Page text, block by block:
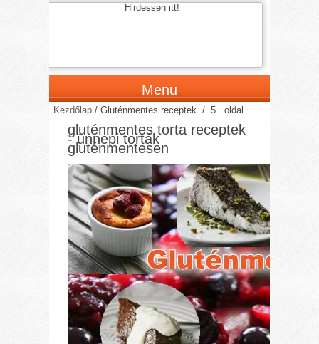
Hirdessen itt!
Menu
Kezdőlap /Gluténmentes receptek / 5 . oldal
gluténmentes torta receptek
- ünnepi torták
gluténmentesen